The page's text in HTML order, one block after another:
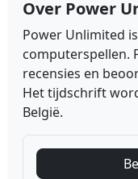
Over Power
Power Unlimited
computerspellen.
recensies en
Het tijdschrift
België.